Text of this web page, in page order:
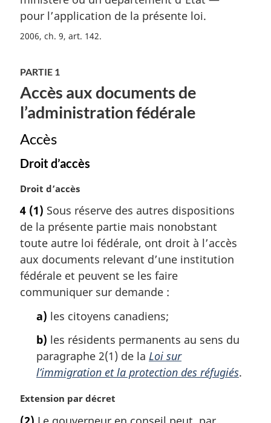
i
n
e
pour l’application de la présente loi.
2006, ch. 9, art. 142
PARTIE 1
Accès aux documents de
l’administration fédérale
Accès
Droit d’accès
N
t
e
m
a
g
i
Droit d’accès
4 (1) Sous réserve des autres dispositions
de la présente partie mais nonobstant
toute autre loi fédérale, ont droit à l’accès
aux documents relevant d’une institution
fédérale et peuvent se les faire
communiquer sur demande :
a) les citoyens canadiens;
b) les résidents permanents au sens du
paragraphe 2(1) de la Loi sur
l’immigration et la protection des réfugiés.
N
Extension par décret